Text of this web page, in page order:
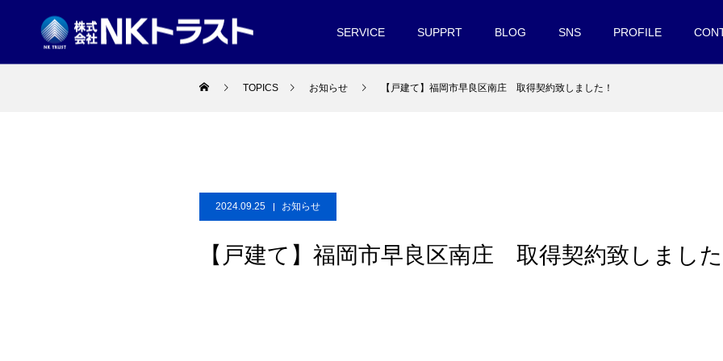
SERVICE SUPPRT BLOG SNS PROFILE
TOPICS お知らせ 【戸建て】福岡市早良区南庄 取得契約致しました！
2024.09.25 お知らせ
【戸建て】福岡市早良区南庄 取得契約致しまし